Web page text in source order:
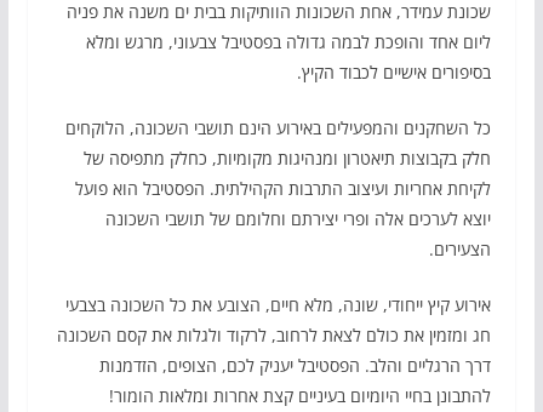
שכונת עמידר, אחת השכונות הוותיקות בבית ים משנה את פניה
ליום אחד והופכת לבמה גדולה בפסטיבל צבעוני, מרגש ומלא
בסיפורים אישיים לכבוד הקיץ.
כל השחקנים והמפעילים באירוע הינם תושבי השכונה, הלוקחים
חלק בקבוצות תיאטרון ומנהיגות מקומיות, כחלק מתפיסה של
לקיחת אחריות ועיצוב התרבות הקהילתית. הפסטיבל הוא פועל
יוצא לערכים אלה ופרי יצירתם וחלומם של תושבי השכונה
הצעירים.
אירוע קיץ ייחודי, שונה, מלא חיים, הצובע את כל השכונה בצבעי
חג ומזמין את כולם לצאת לרחוב, לרקוד ולגלות את קסם השכונה
דרך הרגליים והלב. הפסטיבל יעניק לכם, הצופים, הזדמנות
להתבונן בחיי היומיום בעיניים קצת אחרות ומלאות הומור!